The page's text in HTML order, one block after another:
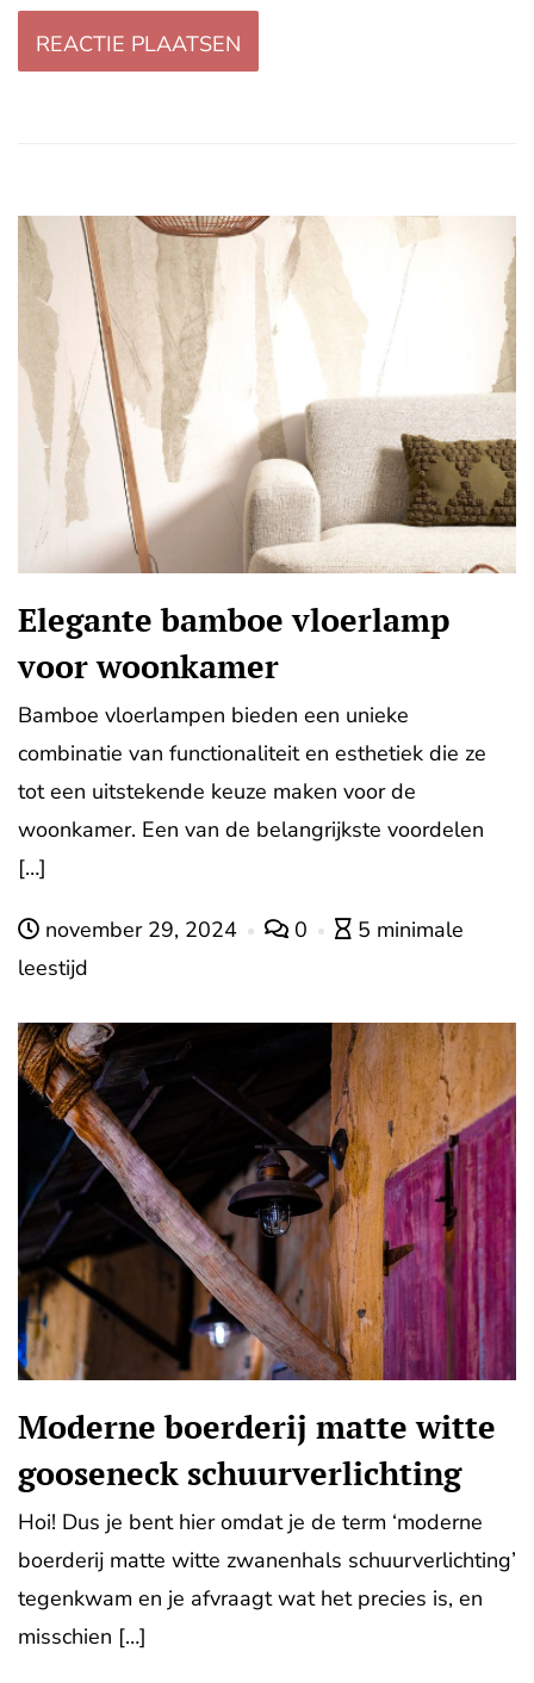
Elegante bamboe vloerlamp
voor woonkamer
Bamboe vloerlampen bieden een unieke
combinatie van functionaliteit en esthetiek die ze
tot een uitstekende keuze maken voor de
woonkamer. Een van de belangrijkste voordelen
[…]
november 29, 2024 0
5 minimale
leestijd
Moderne boerderij matte witte
gooseneck schuurverlichting
Hoi! Dus je bent hier omdat je de term ‘moderne
boerderij matte witte zwanenhals schuurverlichting’
tegenkwam en je afvraagt wat het precies is, en
misschien […]